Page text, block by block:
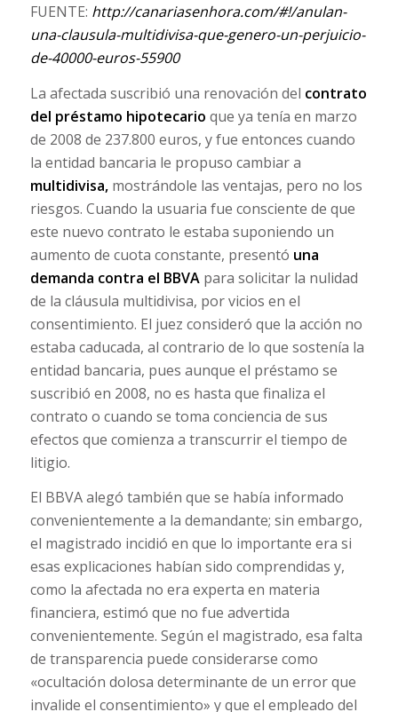
FUENTE: http://canariasenhora.com/#!/anulan-
una-clausula-multidivisa-que-genero-un-perjuicio-
de-40000-euros-55900
La afectada suscribió una renovación del contrato
del préstamo hipotecario que ya tenía en marzo
de 2008 de 237.800 euros, y fue entonces cuando
la entidad bancaria le propuso cambiar a
multidivisa, mostrándole las ventajas, pero no los
riesgos. Cuando la usuaria fue consciente de que
este nuevo contrato le estaba suponiendo un
aumento de cuota constante, presentó una
demanda contra el BBVApara solicitar la nulidad
de la cláusula multidivisa, por vicios en el
consentimiento. El juez consideró que la acción no
estaba caducada, al contrario de lo que sostenía la
entidad bancaria, pues aunque el préstamo se
suscribió en 2008, no es hasta que finaliza el
contrato o cuando se toma conciencia de sus
efectos que comienza a transcurrir el tiempo de
litigio.
El BBVA alegó también que se había informado
convenientemente a la demandante; sin embargo,
el magistrado incidió en que lo importante era si
esas explicaciones habían sido comprendidas y,
como la afectada no era experta en materia
financiera, estimó que no fue advertida
convenientemente. Según el magistrado, esa falta
de transparencia puede considerarse como
«ocultación dolosa determinante de un error que
invalide el consentimiento» y que el empleado del